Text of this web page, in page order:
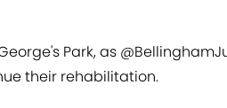
Park, as
their rehabilitation.